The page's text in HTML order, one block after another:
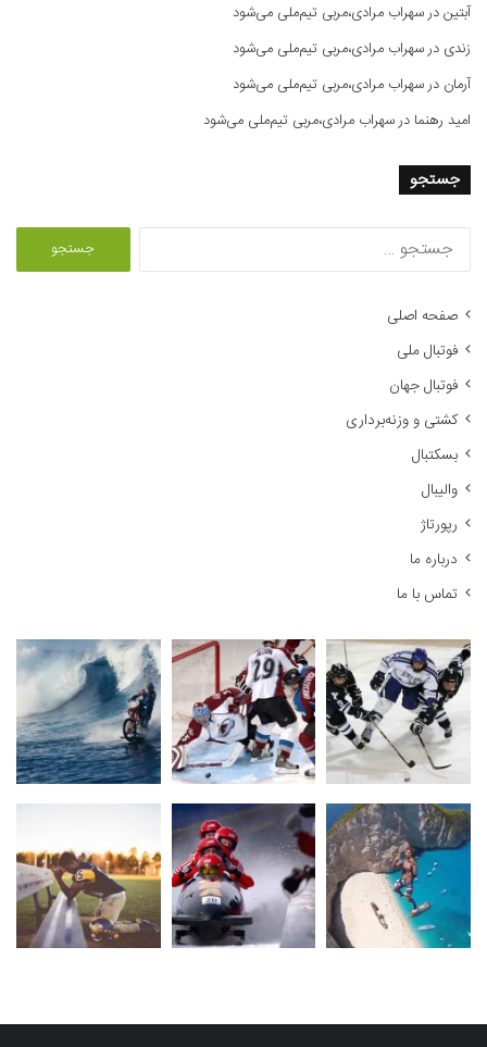
آبتیندرسهراب مرادی،مربی تیم‌ملی می‌شود
زندی درسهراب مرادی،مربی تیم‌ملی می‌شود
آرمان درسهراب مرادی،مربی تیم‌ملی می‌شود
امید رهنما درسهراب مرادی،مربی تیم‌ملی می‌شود
جستجو
صفحه اصلی
فوتبال ملی
فوتبال جهان
کشتی و وزنه‌برداری
بسکتبال
والیبال
رپورتاژ
درباره ما
تماس با ما